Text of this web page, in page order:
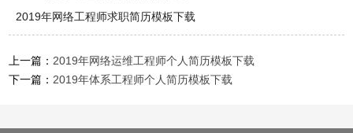
2019年网络工程师求职简历模板下载
上一篇： 2019年网络运维工程师个人简历模板下载
下一篇： 2019年体系工程师个人简历模板下载